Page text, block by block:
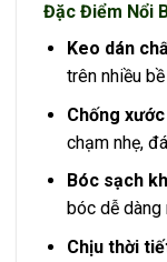
Đặc Điểm Nổi
Keo dán
trên nhiều
Chống
chạm nhẹ,
Bóc sạch
bóc dễ
Chịu thời